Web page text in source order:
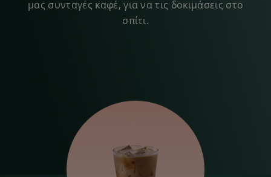
μας συνταγές καφέ, για να τις δοκιμάσεις στο
σπίτι.